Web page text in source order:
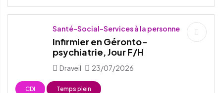
Santé-Social-Services à la personne
Infirmier en Géronto-
psychiatrie, Jour F/H
Draveil 23/07/2026
CDI Temps plein